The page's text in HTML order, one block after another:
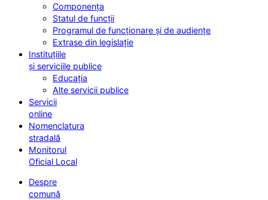
Componența
Statul de funcții
Programul de funcționare și de audiențe
Extrase din legislație
Instituțiile
și serviciile publice
Educația
Alte servicii publice
Servicii
online
Nomenclatura
stradală
Monitorul
Oficial Local
Despre
comună